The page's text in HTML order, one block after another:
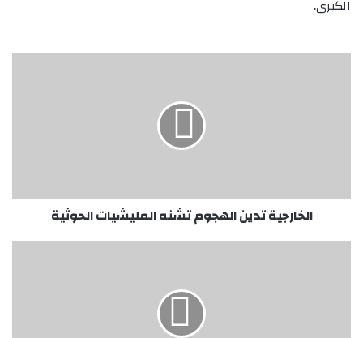
الكبرى.
الخارجية
الخارجية تدين الهجوم تشنه المليشيات الحوثية